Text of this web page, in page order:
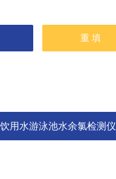
用水游泳池水余氯检测仪